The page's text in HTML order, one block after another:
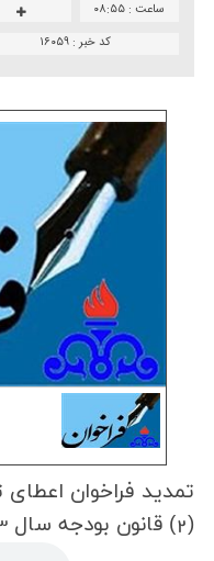
ساعت : ۰۸:۵۵
کد خبر : ۱۶۰۵۹
تمدید فراخوان
(2) قانون بودجه سال 1403 كل كشور